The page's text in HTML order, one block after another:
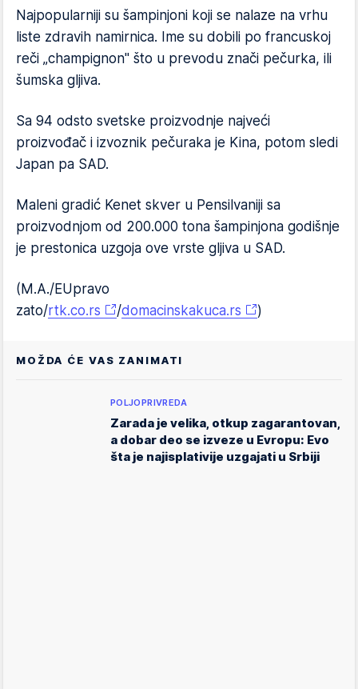
Najpopularniji su šampinjoni koji se nalaze na vrhu
liste zdravih namirnica. Ime su dobili po francuskoj
reči „champignon" što u prevodu znači pečurka, ili
šumska gljiva.
Sa 94 odsto svetske proizvodnje najveći
proizvođač i izvoznik pečuraka je Kina, potom sledi
Japan pa SAD.
Maleni gradić Kenet skver u Pensilvaniji sa
proizvodnjom od 200.000 tona šampinjona godišnje
je prestonica uzgoja ove vrste gljiva u SAD.
(M.A./EUpravo
zato/rtk.co.rs /domacinskakuca.rs )
MOŽDA ĆE VAS ZANIMATI
POLJOPRIVREDA
Zarada je velika, otkup zagarantovan,
a dobar deo se izveze u Evropu: Evo
šta je najisplativije uzgajati u Srbiji